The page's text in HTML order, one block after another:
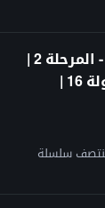
"FIA GT Championships" سلسلة 2020 - المرحلة 2 |
Nations Cup وManufacturer Series الجولة 16 |
بينما ندخل منتصف سلسلة